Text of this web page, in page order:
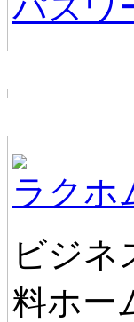
ラクホ
ビジネ
料ホー